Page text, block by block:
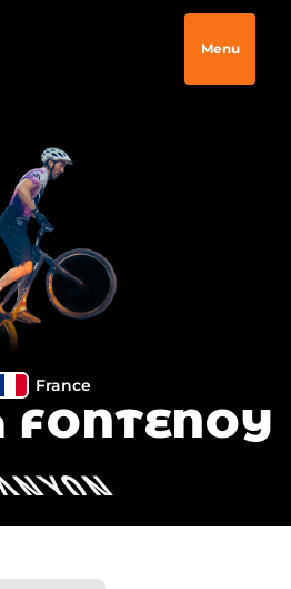
Menu
France